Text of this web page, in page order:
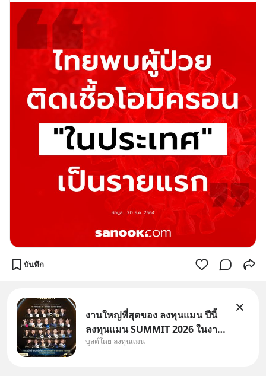
บันทึก
งานใหญ่ที่สุดของ ลงทุนแมน ปีนี้
ลงทุนแมน SUMMIT 2026 ในงาน
นี้จะมีเจ้าของธุรกิจ Dr.PONG,
บูสต์โดย ลงทุนแมน